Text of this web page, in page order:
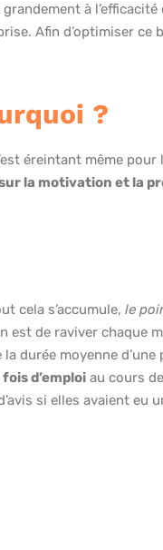
à l’efficacité
Afin d’optimiser ce
?
éreintant même pour
la motivation et la
cela s’accumule, le
est de raviver chaque
durée moyenne d’une
d’emploi au cours
si elles avaient eu